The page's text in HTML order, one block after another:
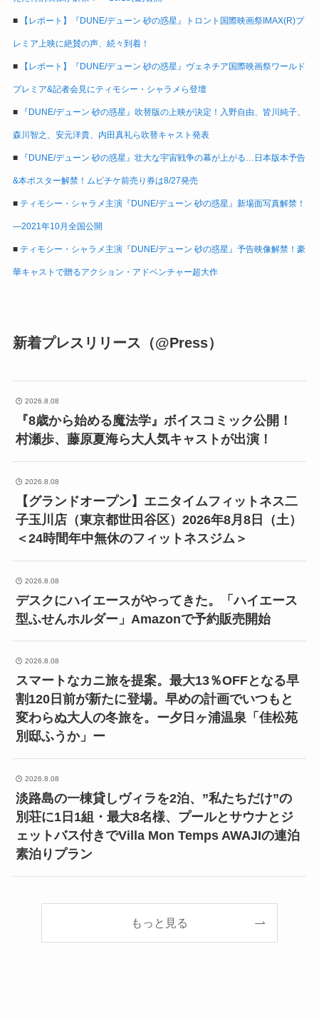
■ 【レポート】『DUNE/デューン 砂の惑星』トロント国際映画祭IMAX(R)プ
レミア上映に絶賛の声、続々到着！
■ 【レポート】『DUNE/デューン 砂の惑星』ヴェネチア国際映画祭ワールド
プレミア&記者会見にティモシー・シャラメら登壇
■ 『DUNE/デューン 砂の惑星』吹替版の上映が決定！入野自由、皆川純子、
森川智之、安元洋貴、内田真礼ら吹替キャスト発表
■ 『DUNE/デューン 砂の惑星』壮大な宇宙戦争の幕が上がる…日本版本予告
&本ポスター解禁！ムビチケ前売り券は8/27発売
■ ティモシー・シャラメ主演『DUNE/デューン 砂の惑星』新場面写真解禁！
―2021年10月全国公開
■ ティモシー・シャラメ主演『DUNE/デューン 砂の惑星』予告映像解禁！豪
華キャストで贈るアクション・アドベンチャー超大作
新着プレスリリース（@Press）
2026.8.08
『8歳から始める魔法学』ボイスコミック公開！
村瀬歩、藤原夏海ら大人気キャストが出演！
2026.8.08
【グランドオープン】エニタイムフィットネス二
子玉川店（東京都世田谷区）2026年8月8日（土）
＜24時間年中無休のフィットネスジム＞
2026.8.08
デスクにハイエースがやってきた。「ハイエース
型ふせんホルダー」Amazonで予約販売開始
2026.8.08
スマートなカニ旅を提案。最大13％OFFとなる早
割120日前が新たに登場。早めの計画でいつもと
変わらぬ大人の冬旅を。ー夕日ヶ浦温泉「佳松苑
別邸ふうか」ー
2026.8.08
淡路島の一棟貸しヴィラを2泊、”私たちだけ”の
別荘に1日1組・最大8名様、プールとサウナとジ
ェットバス付きでVilla Mon Temps AWAJIの連泊
素泊りプラン
もっと見る